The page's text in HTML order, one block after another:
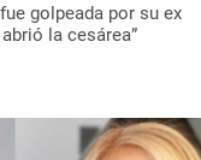
golpeada por su ex
la cesárea”